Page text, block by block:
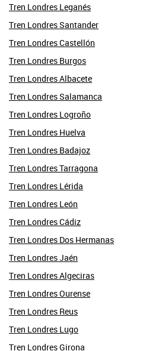
Tren Londres Leganés
Tren Londres Santander
Tren Londres Castellón
Tren Londres Burgos
Tren Londres Albacete
Tren Londres Salamanca
Tren Londres Logroño
Tren Londres Huelva
Tren Londres Badajoz
Tren Londres Tarragona
Tren Londres Lérida
Tren Londres León
Tren Londres Cádiz
Tren Londres Dos Hermanas
Tren Londres Jaén
Tren Londres Algeciras
Tren Londres Ourense
Tren Londres Reus
Tren Londres Lugo
Tren Londres Girona